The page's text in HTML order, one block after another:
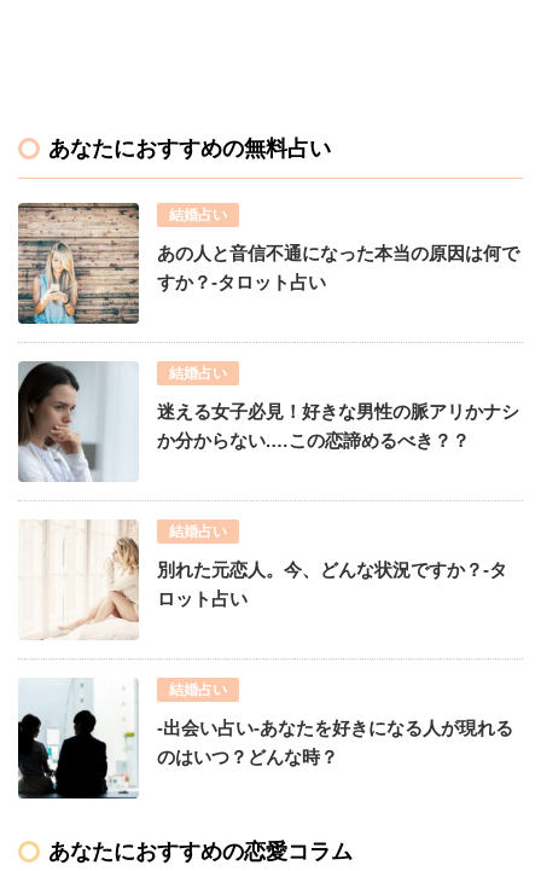
あなたにおすすめの無料占い
結婚占い
あの人と音信不通になった本当の原因は何で
すか？-タロット占い
結婚占い
迷える女子必見！好きな男性の脈アリかナシ
か分からない.…この恋諦めるべき？？
結婚占い
別れた元恋人。今、どんな状況ですか？-タ
ロット占い
結婚占い
-出会い占い-あなたを好きになる人が現れる
のはいつ？どんな時？
あなたにおすすめの恋愛コラム